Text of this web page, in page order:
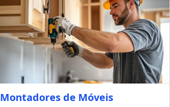
Montadores de Móveis